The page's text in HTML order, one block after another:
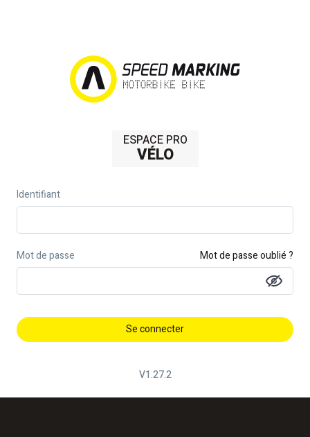
ESPACE PRO
VÉLO
Identifiant
Mot de passe Mot de passe oublié ?
Se connecter
V1.27.2